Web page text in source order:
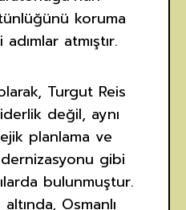
koruma
atmıştır.
Turgut Reis
değil, aynı
planlama ve
gibi
bulunmuştur.
Osmanlı